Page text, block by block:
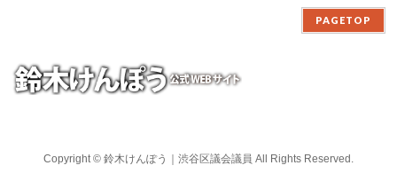
PAGETOP
Copyright © 鈴木けんぽう｜渋谷区議会議員 All Rights Reserved.